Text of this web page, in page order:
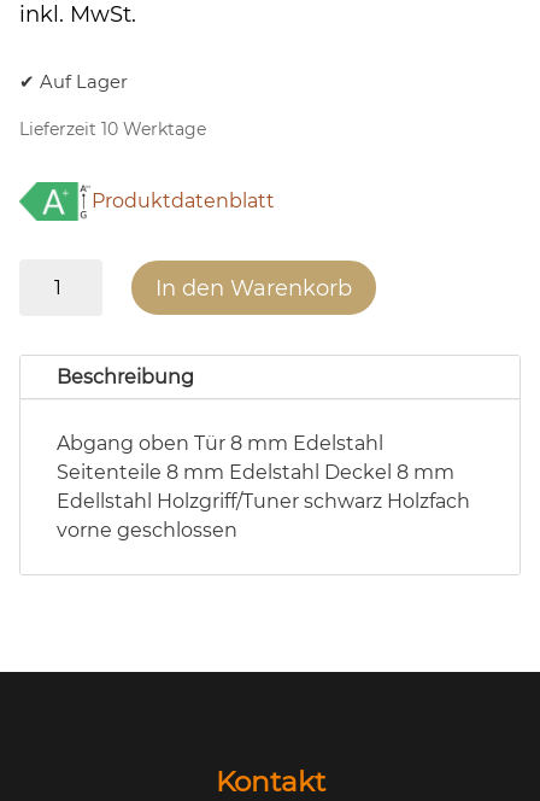
inkl. MwSt.
✔ Auf Lager
Lieferzeit 10 Werktage
Produktdatenblatt
Inox
Menge
In den Warenkorb
Beschreibung
Abgang oben Tür 8 mm Edelstahl
Seitenteile 8 mm Edelstahl Deckel 8 mm
Edellstahl Holzgriff/Tuner schwarz Holzfach
vorne geschlossen
Kontakt